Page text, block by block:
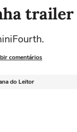
trailer
comentários
do Leitor